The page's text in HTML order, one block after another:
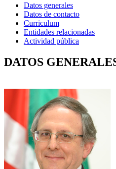
Datos generales
Datos de contacto
Curriculum
Entidades relacionadas
Actividad pública
DATOS